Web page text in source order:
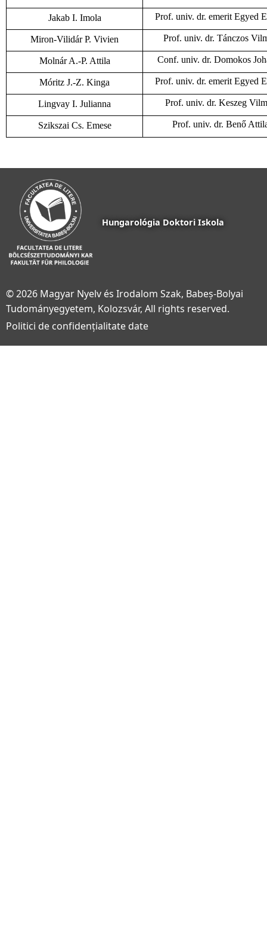
Jakab I. Imola Prof. univ. dr. emerit Egyed
Miron-Vilidár P. Vivien Prof. univ. dr. Tánczos
Molnár A.-P. Attila Conf. univ. dr. Domokos
Móritz J.-Z. Kinga Prof. univ. dr. emerit Egyed
Lingvay I. Julianna Prof. univ. dr. Keszeg
Szikszai Cs. Emese Prof. univ. dr. Benő
Hungarológia Doktori Iskola
© 2026 Magyar Nyelv és Irodalom Szak, Babeș-Bolyai
Tudományegyetem, Kolozsvár, All rights reserved.
Footer
Politici de confidențialitate date